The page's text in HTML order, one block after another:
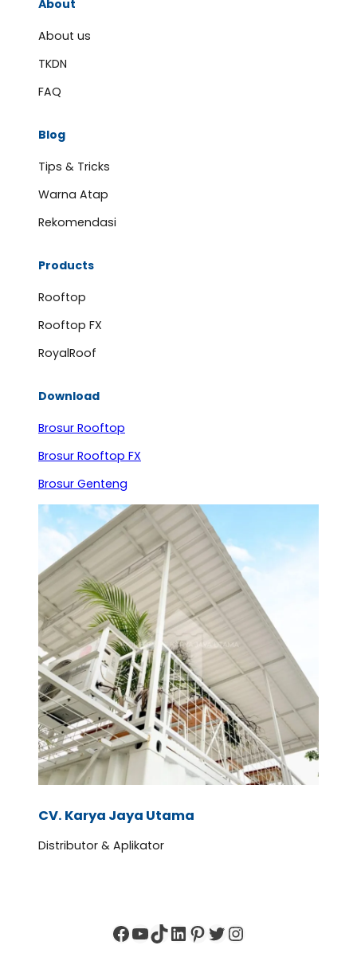
About
About us
TKDN
FAQ
Blog
Tips & Tricks
Warna Atap
Rekomendasi
Products
Rooftop
Rooftop FX
RoyalRoof
Download
Brosur Rooftop
Brosur Rooftop FX
Brosur Genteng
CV. Karya Jaya Utama
Distributor & Aplikator
Facebook
YouTube
TikTok
LinkedIn
Pinterest
Twitter
Instagram